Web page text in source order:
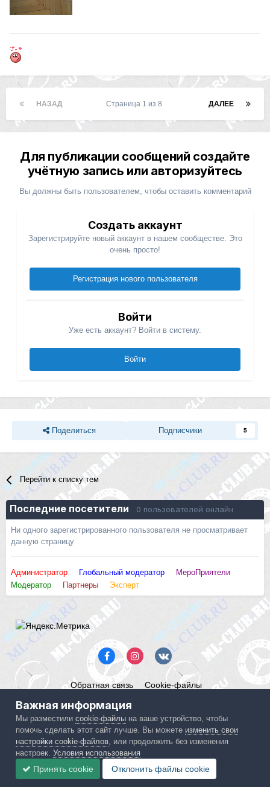
НАЗАД ДАЛЕЕ
Страница 1 из 8
Для публикации сообщений создайте
учётную запись или авторизуйтесь
Вы должны быть пользователем, чтобы оставить комментарий
Создать аккаунт
Зарегистрируйте новый аккаунт в нашем сообществе. Это
очень просто!
Регистрация нового пользователя
Войти
Уже есть аккаунт? Войти в систему.
Войти
Поделиться Подписчики 5
Перейти к списку тем
Последние посетители 0 пользователей онлайн
Ни одного зарегистрированного пользователя не просматривает
данную страницу
Администратор Глобальный модератор
МероПриятели
Модератор
Партнеры Эксперт
Обратная связь Cookie-файлы
Powered by Invision Community
Важная информация
Мы разместилиcookie-файлы на ваше устройство, чтобы
помочь сделать этот сайт лучше. Вы можете изменить свои
настройки cookie-файлов , или продолжить без изменения
настроек.Условия использования
Принять cookie Отклонить файлы сookie
IPS spam blocked by CleanTalk.